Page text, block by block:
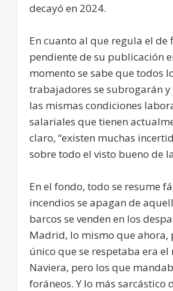
decayó en 2024.
En cuanto al que regula el de
pendiente de su publicación
momento se sabe que todos
trabajadores se subrogarán y
las mismas condiciones
salariales que tienen
claro, “existen muchas
sobre todo el visto bueno de
En el fondo, todo se resume
incendios se apagan de
barcos se venden en los
Madrid, lo mismo que ahora,
único que se respetaba era el
Naviera, pero los que
foráneos. Y lo más sarcástico